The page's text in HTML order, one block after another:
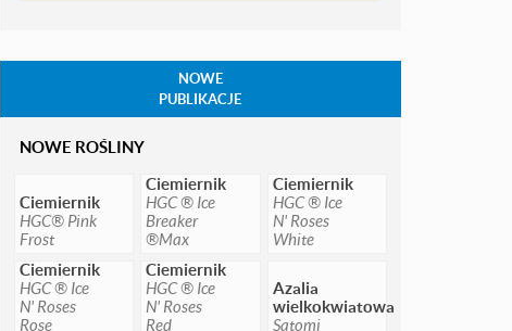
NOWE
PUBLIKACJE
NOWE ROŚLINY
Ciemiernik
HGC® Pink
Frost
Ciemiernik
HGC ® Ice
Breaker
®Max
Ciemiernik
HGC ® Ice
N' Roses
White
Ciemiernik
HGC ® Ice
N' Roses
Rose
Ciemiernik
HGC ® Ice
N' Roses
Red
Azalia
wielkokwiatowa
Satomi